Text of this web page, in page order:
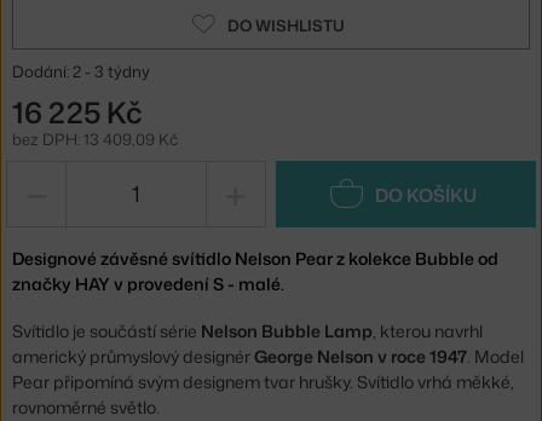
DO WISHLISTU
Dodání: 2 - 3 týdny
16 225 Kč
bez DPH: 13 409,09 Kč
DO KOŠÍKU
Designové závěsné svítidlo Nelson Pear z kolekce Bubble od
značky HAY v provedení S - malé.
Svítidlo je součástí série Nelson Bubble Lamp, kterou navrhl
americký průmyslový designérGeorge Nelson v roce 1947. Model
Pear připomíná svým designem tvar hrušky. Svítidlo vrhá měkké,
rovnoměrné světlo.